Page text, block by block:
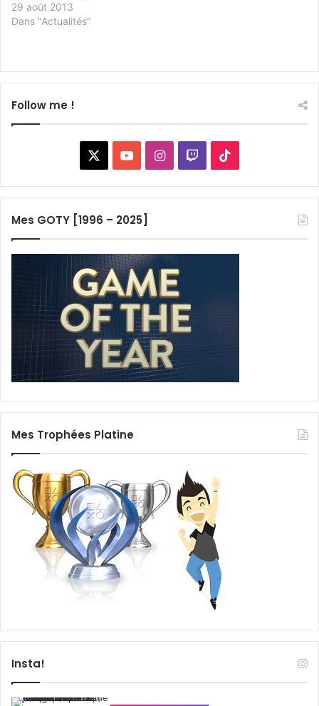
29 août 2013
Dans "Actualités"
Follow me !
YouTubeInstagram
Twitch
Mes GOTY [1996 – 2025]
Mes Trophées Platine
Insta!